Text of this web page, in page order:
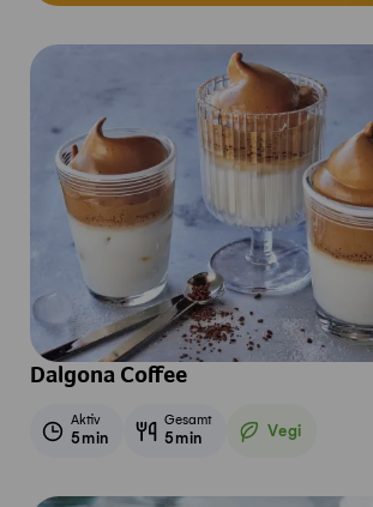
Dalgona Coffee
Aktiv
5min
Gesamt
5min Vegi
Vegetarisch